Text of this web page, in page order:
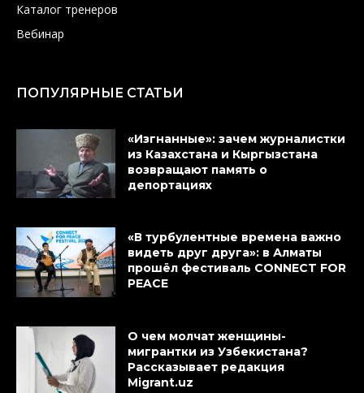
Каталог тренеров
Вебинар
ПОПУЛЯРНЫЕ СТАТЬИ
«Изгнанные»: зачем журналистки
из Казахстана и Кыргызстана
возвращают память о
депортациях
«В турбулентные времена важно
видеть друг друга»: в Алматы
прошёл фестиваль CONNECT FOR
PEACE
О чем молчат женщины-
мигрантки из Узбекистана?
Рассказывает редакция
Migrant.uz